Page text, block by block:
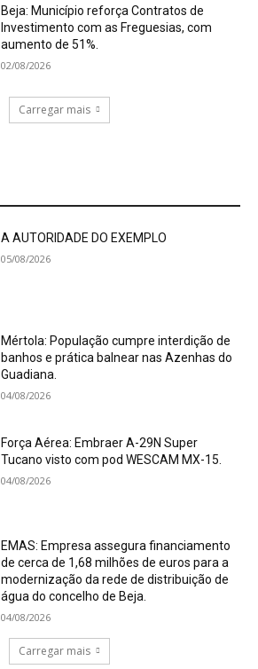
Beja: Município reforça Contratos de
Investimento com as Freguesias, com
aumento de 51%.
02/08/2026
Carregar mais
A AUTORIDADE DO EXEMPLO
05/08/2026
Mértola: População cumpre interdição de
banhos e prática balnear nas Azenhas do
Guadiana.
04/08/2026
Força Aérea: Embraer A-29N Super
Tucano visto com pod WESCAM MX-15.
04/08/2026
EMAS: Empresa assegura financiamento
de cerca de 1,68 milhões de euros para a
modernização da rede de distribuição de
água do concelho de Beja.
04/08/2026
Carregar mais